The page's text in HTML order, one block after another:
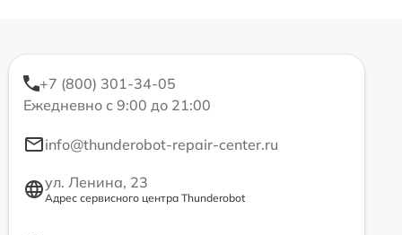
+7 (800) 301-34-05
Ежедневно с 9:00 до 21:00
info@thunderobot-repair-center.ru
ул. Ленина, 23
Адрес сервисного центра Thunderobot